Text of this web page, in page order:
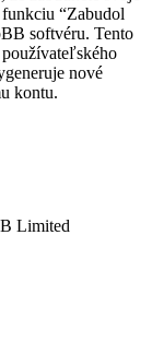
“Zabudol
softvéru. Tento
nové
kontu.
Limited